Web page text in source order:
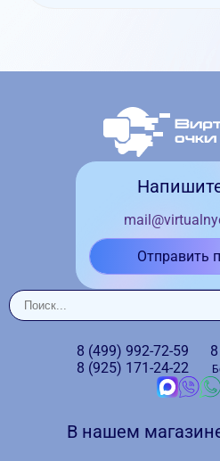
Отправить
8 (499) 992-72-59
8 (925) 171-24-22
В нашем